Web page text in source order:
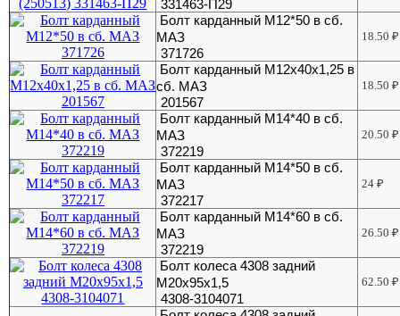
331463-П29
Болт карданный М12*50 в сб.
МАЗ
371726
18.50₽
Болт карданный М12х40х1,25 в
сб. МАЗ
201567
18.50₽
Болт карданный М14*40 в сб.
МАЗ
372219
20.50₽
Болт карданный М14*50 в сб.
МАЗ
372217
24₽
Болт карданный М14*60 в сб.
МАЗ
372219
26.50₽
Болт колеса 4308 задний
М20х95х1,5
4308-3104071
62.50₽